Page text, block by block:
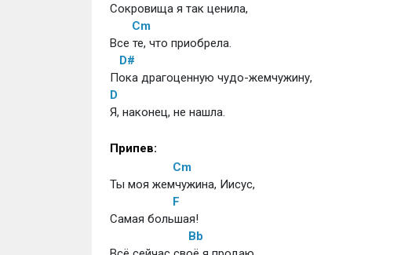
Сокровища я так ценила,
Cm
Все те, что приобрела.
D#
Пока драгоценную чудо-жемчужину,
D
Я, наконец, не нашла.
Припев:
Cm
Ты моя жемчужина, Иисус,
F
Самая большая!
Bb